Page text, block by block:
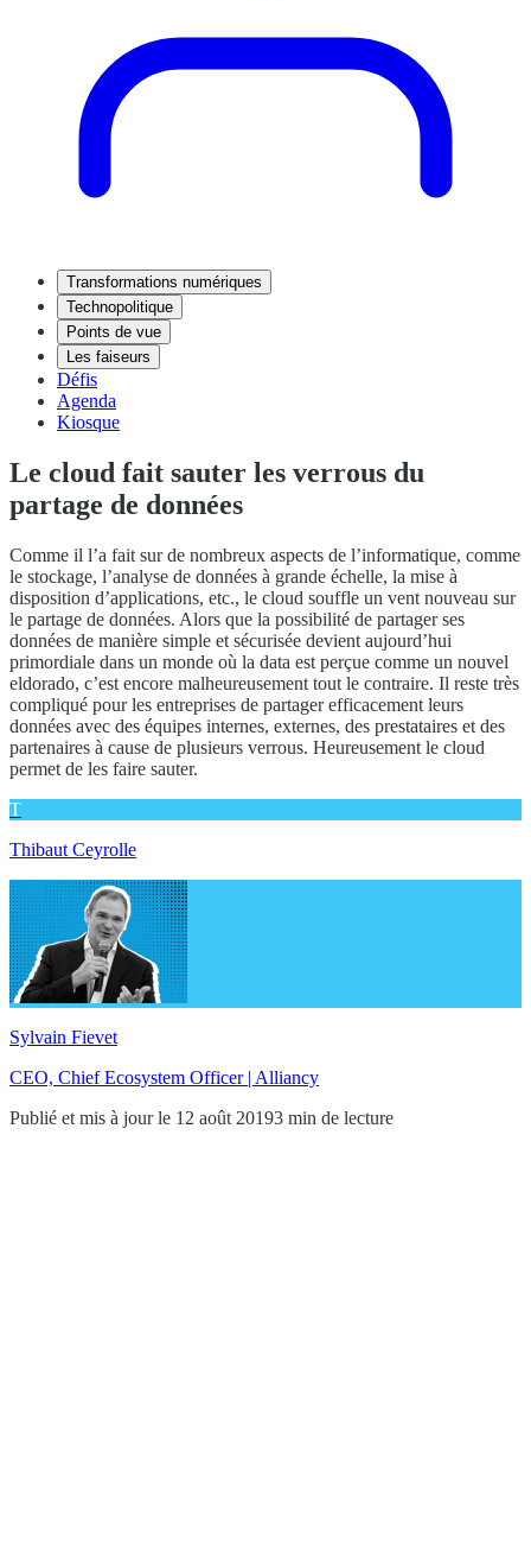
Transformations numériques
Technopolitique
Points de vue
Les faiseurs
Défis
Agenda
Kiosque
Le cloud fait sauter les verrous du
partage de données
Comme il l’a fait sur de nombreux aspects de l’informatique, comme
le stockage, l’analyse de données à grande échelle, la mise à
disposition d’applications, etc., le cloud souffle un vent nouveau sur
le partage de données. Alors que la possibilité de partager ses
données de manière simple et sécurisée devient aujourd’hui
primordiale dans un monde où la data est perçue comme un nouvel
eldorado, c’est encore malheureusement tout le contraire. Il reste très
compliqué pour les entreprises de partager efficacement leurs
données avec des équipes internes, externes, des prestataires et des
partenaires à cause de plusieurs verrous. Heureusement le cloud
permet de les faire sauter.
T
Thibaut Ceyrolle
Sylvain Fievet
CEO, Chief Ecosystem Officer | Alliancy
Publié et mis à jour le 12 août 20193 min de lecture